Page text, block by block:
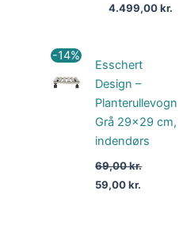
4.499,00kr.
-14%
Esschert
Design –
Planterullevogn
Grå 29×29 cm,
indendørs
69,00kr.
oprindelige
pris
var:
69,00 kr..
59,00kr.
aktuelle
59,00 kr..